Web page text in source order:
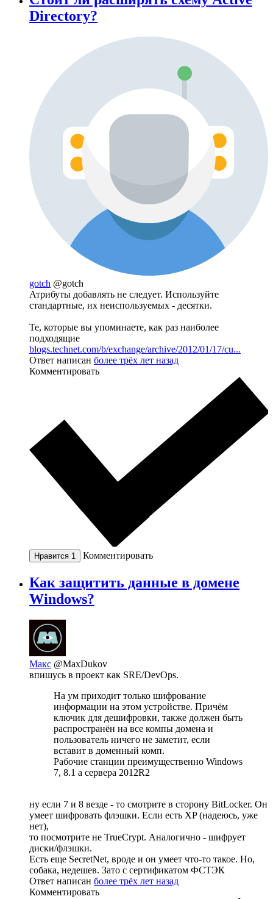
Directory?
gotch @gotch
Атрибуты добавлять не следует. Используйте
стандартные, их неиспользуемых - десятки.
Те, которые вы упоминаете, как раз наиболее
подходящие
blogs.technet.com/b/exchange/archive/2012/01/17/cu...
Ответ написан более трёх лет назад
Комментировать
Нравится 1 Комментировать
Как защитить данные в домене
Windows?
Макс @MaxDukov
впишусь в проект как SRE/DevOps.
На ум приходит только шифрование
информации на этом устройстве. Причём
ключик для дешифровки, также должен быть
распространён на все компы домена и
пользователь ничего не заметит, если
вставит в доменный комп.
Рабочие станции преимущественно Windows
7, 8.1 а сервера 2012R2
ну если 7 и 8 везде - то смотрите в сторону BitLocker. Он
умеет шифровать флэшки. Если есть XP (надеюсь, уже
нет),
то посмотрите не TrueCrypt. Аналогично - шифрует
диски/флэшки.
Есть еще SecretNet, вроде и он умеет что-то такое. Но,
собака, недешев. Зато с сертификатом ФСТЭК
Ответ написан более трёх лет назад
Комментировать